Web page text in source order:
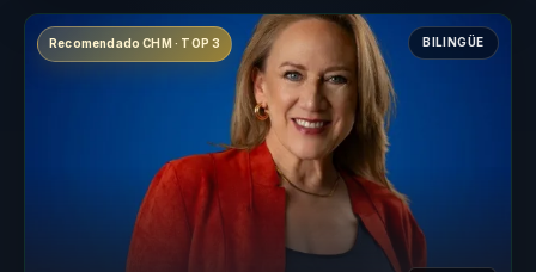
Recomendado CHM · TOP 3 BILINGÜE